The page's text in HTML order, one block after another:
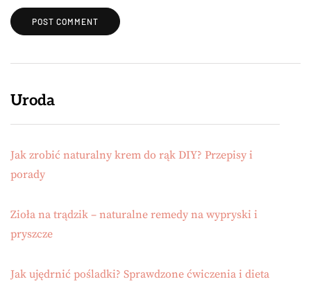
Uroda
Jak zrobić naturalny krem do rąk DIY? Przepisy i
porady
Zioła na trądzik – naturalne remedy na wypryski i
pryszcze
Jak ujędrnić pośladki? Sprawdzone ćwiczenia i dieta